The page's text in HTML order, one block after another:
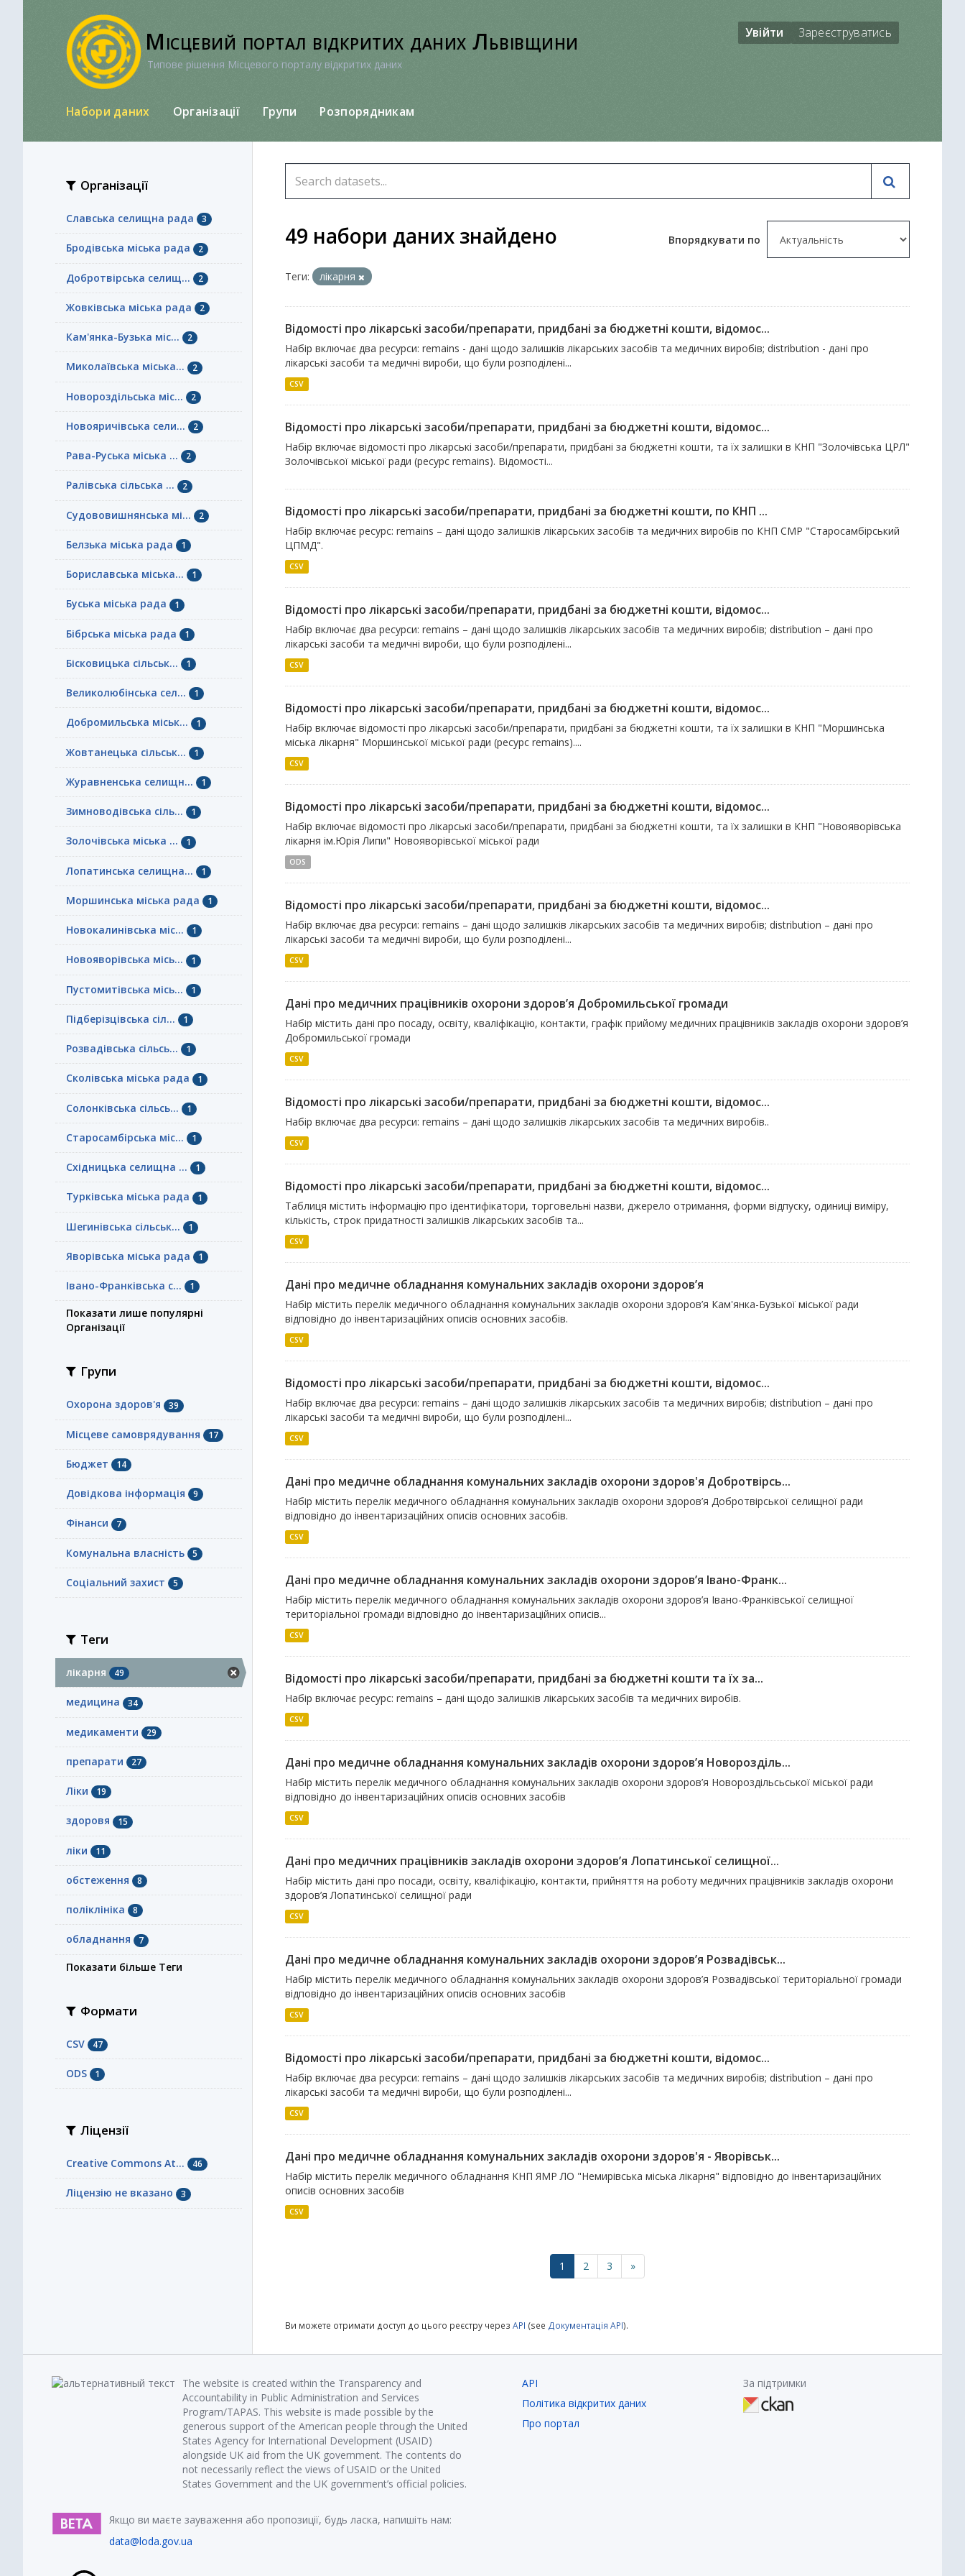
Місцевий портал відкритих даних Львівщини
Типове рішення Місцевого порталу відкритих даних
Увійти Зареєструватись
Набори даних Організації Групи Розпорядникам
Організації
Славська селищна рада 3
Бродівська міська рада 2
Добротвірська селищ... 2
Жовківська міська рада 2
Кам'янка-Бузька міс... 2
Миколаївська міська... 2
Новороздільська міс... 2
Новояричівська сели... 2
Рава-Руська міська ... 2
Ралівська сільська ... 2
Судововишнянська мі... 2
Белзька міська рада 1
Бориславська міська... 1
Буська міська рада 1
Бібрська міська рада 1
Бісковицька сільськ... 1
Великолюбінська сел... 1
Добромильська міськ... 1
Жовтанецька сільськ... 1
Журавненська селищн... 1
Зимноводівська сіль... 1
Золочівська міська ... 1
Лопатинська селищна... 1
Моршинська міська рада 1
Новокалинівська міс... 1
Новояворівська місь... 1
Пустомитівська місь... 1
Підберізцівська сіл... 1
Розвадівська сільсь... 1
Сколівська міська рада 1
Солонківська сільсь... 1
Старосамбірська міс... 1
Східницька селищна ... 1
Турківська міська рада 1
Шегинівська сільськ... 1
Яворівська міська рада 1
Івано-Франківська с... 1
Показати лише популярні
Організації
Групи
Охорона здоров'я 39
Місцеве самоврядування 17
Бюджет 14
Довідкова інформація 9
Фінанси 7
Комунальна власність 5
Соціальний захист 5
Теги
лікарня 49
медицина 34
медикаменти 29
препарати 27
Ліки 19
здоровя 15
ліки 11
обстеження 8
поліклініка 8
обладнання 7
Показати більше Теги
Формати
CSV 47
ODS 1
Ліцензії
Creative Commons At... 46
Ліцензію не вказано 3
Впорядкувати по
49 набори даних знайдено
Теги: лікарня
Відомості про лікарські засоби/препарати, придбані за бюджетні кошти, відомос...
Набір включає два ресурси: remains - дані щодо залишків лікарських засобів та медичних виробів; distribution - дані про
лікарські засоби та медичні вироби, що були розподілені...
CSV
Відомості про лікарські засоби/препарати, придбані за бюджетні кошти, відомос...
Набір включає відомості про лікарські засоби/препарати, придбані за бюджетні кошти, та їх залишки в КНП "Золочівська ЦРЛ"
Золочівської міської ради (ресурс remains). Відомості...
Відомості про лікарські засоби/препарати, придбані за бюджетні кошти, по КНП ...
Набір включає ресурс: remains – дані щодо залишків лікарських засобів та медичних виробів по КНП СМР "Старосамбірський
ЦПМД".
CSV
Відомості про лікарські засоби/препарати, придбані за бюджетні кошти, відомос...
Набір включає два ресурси: remains – дані щодо залишків лікарських засобів та медичних виробів; distribution – дані про
лікарські засоби та медичні вироби, що були розподілені...
CSV
Відомості про лікарські засоби/препарати, придбані за бюджетні кошти, відомос...
Набір включає відомості про лікарські засоби/препарати, придбані за бюджетні кошти, та їх залишки в КНП "Моршинська
міська лікарня" Моршинської міської ради (ресурс remains)....
CSV
Відомості про лікарські засоби/препарати, придбані за бюджетні кошти, відомос...
Набір включає відомості про лікарські засоби/препарати, придбані за бюджетні кошти, та їх залишки в КНП "Новояворівська
лікарня ім.Юрія Липи" Новояворівської міської ради
ODS
Відомості про лікарські засоби/препарати, придбані за бюджетні кошти, відомос...
Набір включає два ресурси: remains – дані щодо залишків лікарських засобів та медичних виробів; distribution – дані про
лікарські засоби та медичні вироби, що були розподілені...
CSV
Дані про медичних працівників охорони здоров’я Добромильської громади
Набір містить дані про посаду, освіту, кваліфікацію, контакти, графік прийому медичних працівників закладів охорони здоров’я
Добромильської громади
CSV
Відомості про лікарські засоби/препарати, придбані за бюджетні кошти, відомос...
Набір включає два ресурси: remains – дані щодо залишків лікарських засобів та медичних виробів..
CSV
Відомості про лікарські засоби/препарати, придбані за бюджетні кошти, відомос...
Таблиця містить інформацію про ідентифікатори, торговельні назви, джерело отримання, форми відпуску, одиниці виміру,
кількість, строк придатності залишків лікарських засобів та...
CSV
Дані про медичне обладнання комунальних закладів охорони здоров’я
Набір містить перелік медичного обладнання комунальних закладів охорони здоров’я Кам'янка-Бузької міської ради
відповідно до інвентаризаційних описів основних засобів.
CSV
Відомості про лікарські засоби/препарати, придбані за бюджетні кошти, відомос...
Набір включає два ресурси: remains – дані щодо залишків лікарських засобів та медичних виробів; distribution – дані про
лікарські засоби та медичні вироби, що були розподілені...
CSV
Дані про медичне обладнання комунальних закладів охорони здоров'я Добротвірсь...
Набір містить перелік медичного обладнання комунальних закладів охорони здоров’я Добротвірської селищної ради
відповідно до інвентаризаційних описів основних засобів.
CSV
Дані про медичне обладнання комунальних закладів охорони здоров’я Івано-Франк...
Набір містить перелік медичного обладнання комунальних закладів охорони здоров’я Івано-Франківської селищної
територіальної громади відповідно до інвентаризаційних описів...
CSV
Відомості про лікарські засоби/препарати, придбані за бюджетні кошти та їх за...
Набір включає ресурс: remains – дані щодо залишків лікарських засобів та медичних виробів.
CSV
Дані про медичне обладнання комунальних закладів охорони здоров’я Новорозділь...
Набір містить перелік медичного обладнання комунальних закладів охорони здоров’я Новороздільсьської міської ради
відповідно до інвентаризаційних описів основних засобів
CSV
Дані про медичних працівників закладів охорони здоров’я Лопатинської селищної...
Набір містить дані про посади, освіту, кваліфікацію, контакти, прийняття на роботу медичних працівників закладів охорони
здоров’я Лопатинської селищної ради
CSV
Дані про медичне обладнання комунальних закладів охорони здоров’я Розвадівськ...
Набір містить перелік медичного обладнання комунальних закладів охорони здоров’я Розвадівської територіальної громади
відповідно до інвентаризаційних описів основних засобів
CSV
Відомості про лікарські засоби/препарати, придбані за бюджетні кошти, відомос...
Набір включає два ресурси: remains – дані щодо залишків лікарських засобів та медичних виробів; distribution – дані про
лікарські засоби та медичні вироби, що були розподілені...
CSV
Дані про медичне обладнання комунальних закладів охорони здоров'я - Яворівськ...
Набір містить перелік медичного обладнання КНП ЯМР ЛО "Немирівська міська лікарня" відповідно до інвентаризаційних
описів основних засобів
CSV
1 2 3 »
Ви можете отримати доступ до цього реєстру через API (see Документація API).
The website is created within the Transparency and
Accountability in Public Administration and Services
Program/TAPAS. This website is made possible by the
generous support of the American people through the United
States Agency for International Development (USAID)
alongside UK aid from the UK government. The contents do
not necessarily reflect the views of USAID or the United
States Government and the UK government’s official policies.
Якщо ви маєте зауваження або пропозиції, будь ласка, напишіть нам:
data@loda.gov.ua
API
Політика відкритих даних
Про портал
За підтримки